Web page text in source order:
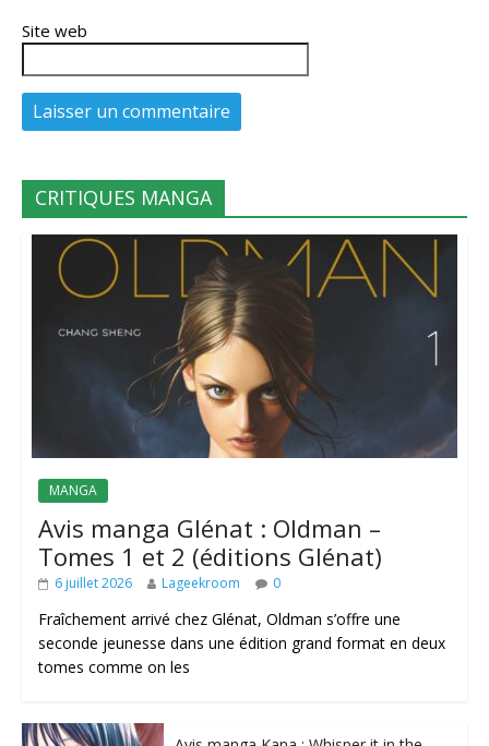
Site web
CRITIQUES MANGA
MANGA
Avis manga Glénat : Oldman –
Tomes 1 et 2 (éditions Glénat)
6 juillet 2026 Lageekroom 0
Fraîchement arrivé chez Glénat, Oldman s’offre une
seconde jeunesse dans une édition grand format en deux
tomes comme on les